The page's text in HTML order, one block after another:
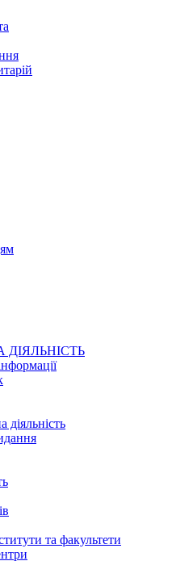
діяльність
та факультети